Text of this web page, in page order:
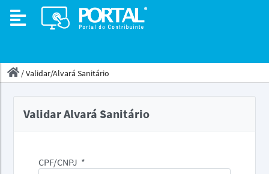
/Validar/Alvará Sanitário
Validar Alvará Sanitário
CPF/CNPJ *